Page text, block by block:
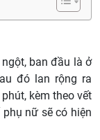
ban đầu là ở
đó lan rộng ra
kèm theo vết
nữ sẽ có hiện